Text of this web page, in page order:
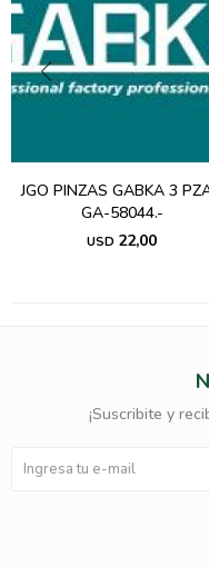
JGO PINZAS GABKA 3
GA-58044.-
USD 22,00
¡Suscribite y